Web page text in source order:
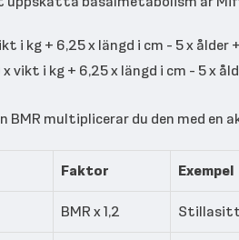
i kg + 6,25 x längd i cm - 5 x ålder
x vikt i kg + 6,25 x längd i cm - 5 x
BMR multiplicerar du den med
Faktor
Exempel
BMR x 1,2